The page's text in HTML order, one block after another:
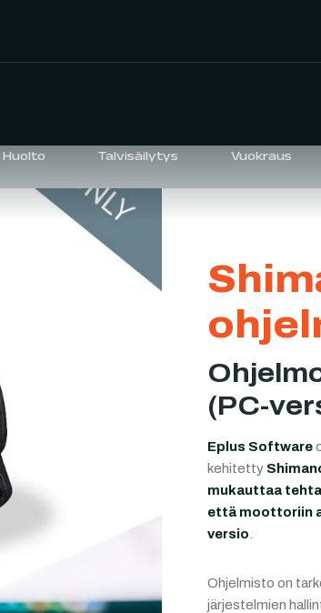
Huolto Talvisäilytys Vuokraus
(PC-
Eplus Software
kehitetty
mukauttaa
että moottoriin
versio
Ohjelmisto on
järjestelmien